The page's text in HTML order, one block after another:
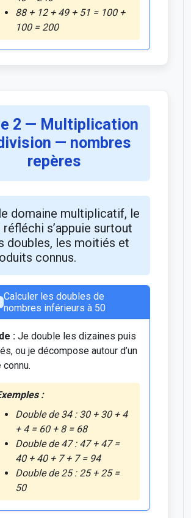
88 + 12 + 49 + 51 = 100 +
100 = 200
2 — Multiplication
— nombres
repères
domaine multiplicatif, le
s’appuie surtout
doubles, les moitiés et
connus.
Calculer les doubles de
nombres inférieurs à 50
:Je double les dizaines puis
ou je décompose autour d’un
connu.
:
Double de 34 : 30 + 30 + 4
+ 4 = 60 + 8 = 68
Double de 47 : 47 + 47 =
40 + 40 + 7 + 7 = 94
Double de 25 : 25 + 25 =
50